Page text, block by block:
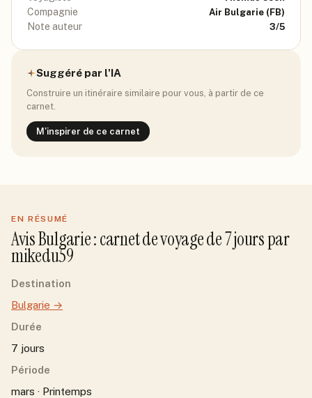
Compagnie Air Bulgarie (FB)
Note auteur 3/5
Suggéré par l'IA
Construire un itinéraire similaire pour vous, à partir de ce
carnet.
M'inspirer de ce carnet
EN RÉSUMÉ
AvisBulgarie: carnet de voyage de7jourspar
mikedu59
Destination
Bulgarie →
Durée
7 jours
Période
mars · Printemps